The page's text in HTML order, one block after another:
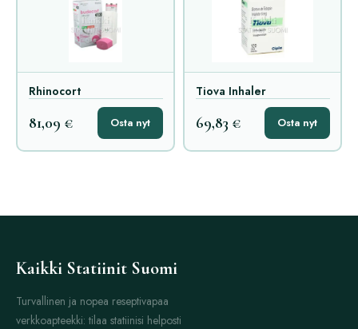
Rhinocort
81,09 € Osta nyt
Tiova Inhaler
69,83 € Osta nyt
Kaikki Statiinit Suomi
Turvallinen ja nopea reseptivapaa
verkkoapteekki: tilaa statiinisi helposti